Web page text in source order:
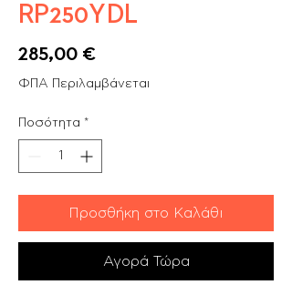
RP250YDL
285,00 €Τιμή
ΦΠΑ Περιλαμβάνεται
Ποσότητα *
Προσθήκη στο Καλάθι
Αγορά Τώρα